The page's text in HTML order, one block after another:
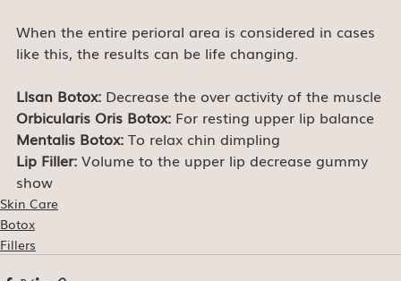
When the entire perioral area is considered in cases
like this, the results can be life changing.
Llsan Botox: Decrease the over activity of the muscle
Orbicularis Oris Botox: For resting upper lip balance
Mentalis Botox: To relax chin dimpling
Lip Filler: Volume to the upper lip decrease gummy
show
Skin Care
Botox
Fillers